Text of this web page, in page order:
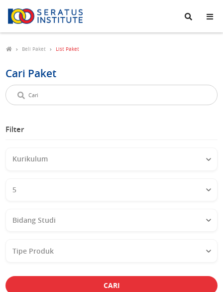
Seratus
Institute
Beli Paket List Paket
Cari Paket
Cari
paket
Filter
Studi
Produk
CARI